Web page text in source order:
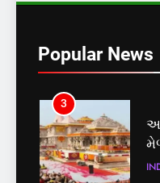
Popular News
3